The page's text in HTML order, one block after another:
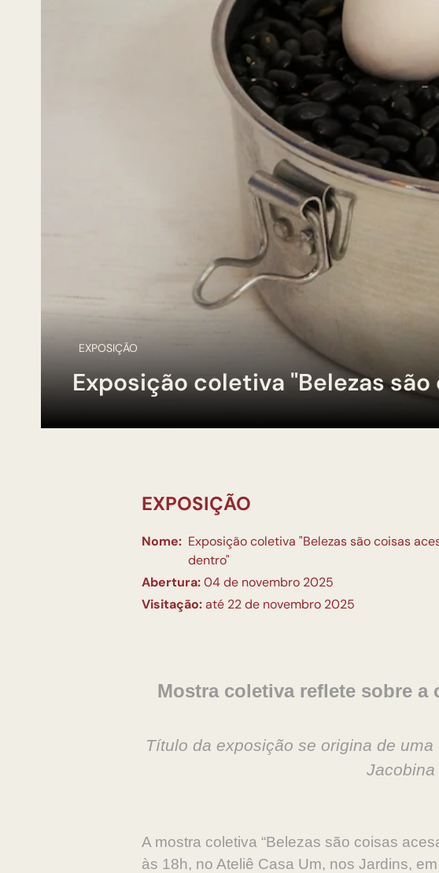
EXPOSIÇÃO
Exposição coletiva "Belezas
EXPOSIÇÃO
Nome: Exposição coletiva "Belezas são coisas
dentro"
Abertura:04 de novembro 2025
Visitação:até 22 de novembro 2025
Mostra coletiva reflete sobre a
Título da exposição se origina de
A mostra coletiva “Belezas são coisas
às 18h, no Ateliê Casa Um, nos Jardins,